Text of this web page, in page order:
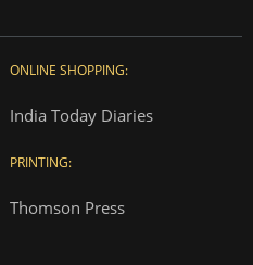
ONLINE SHOPPING:
India Today Diaries
PRINTING:
Thomson Press